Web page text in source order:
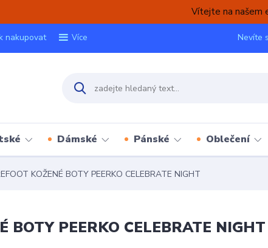
Vítejte na našem
nakupovat Více Nevíte
Dámské Pánské Oblečení
KOŽENÉ BOTY PEERKO CELEBRATE NIGHT
BOTY PEERKO CELEBRATE NIGHT